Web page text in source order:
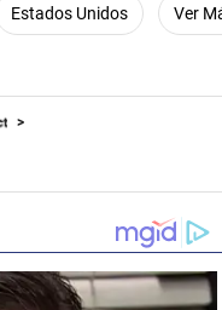
Estados Unidos Ver